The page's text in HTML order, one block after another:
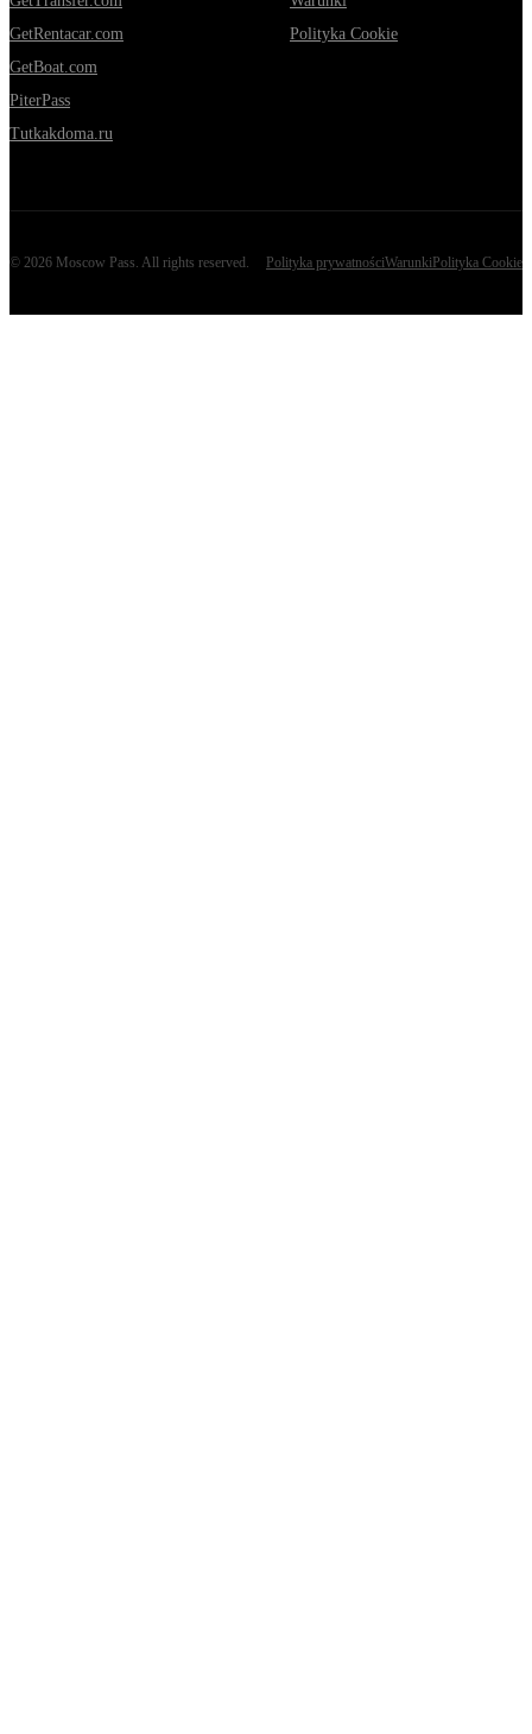
GetRentacar.com
GetBoat.com
PiterPass
Tutkakdoma.ru
Polityka Cookie
© 2026 Moscow Pass . All rights reserved. Polityka prywatnościWarunkiPolityka Cookie